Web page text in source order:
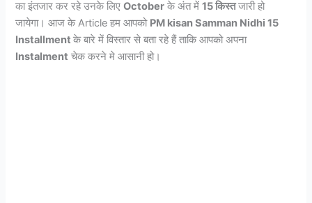
का इंतजार कर रहे उनके लिएOctober के अंत में15 किस्तजारी हो
जायेगा। आज के Article हम आपको PM kisan Samman Nidhi 15
Installmentके बारे में विस्तार से बता रहे हैं ताकि आपको अपना
Instalment चेक करने मे आसानी हो।